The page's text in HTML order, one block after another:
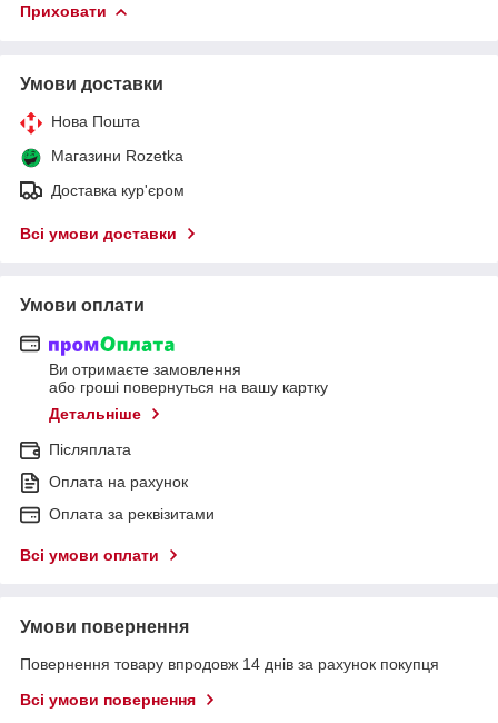
Приховати
Умови доставки
Нова Пошта
Магазини Rozetka
Доставка кур'єром
Всі умови доставки
Умови оплати
Ви отримаєте замовлення
або гроші повернуться на вашу картку
Детальніше
Післяплата
Оплата на рахунок
Оплата за реквізитами
Всі умови оплати
Умови повернення
Повернення товару впродовж 14 днів за рахунок покупця
Всі умови повернення